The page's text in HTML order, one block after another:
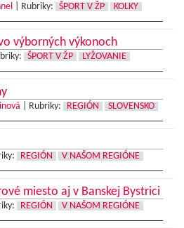
Rubriky: ŠPORT V ŽP KOLKY
výborných výkonoch
ŠPORT V ŽP LYŽOVANIE
Rubriky: REGIÓN SLOVENSKO
REGIÓN V NAŠOM REGIÓNE
miesto aj v Banskej Bystrici
REGIÓN V NAŠOM REGIÓNE